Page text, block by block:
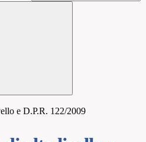
e D.P.R. 122/2009